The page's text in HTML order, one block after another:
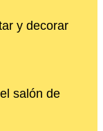
y decorar
salón de